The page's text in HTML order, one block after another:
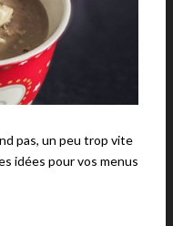
pas, un peu trop vite
idées pour vos menus